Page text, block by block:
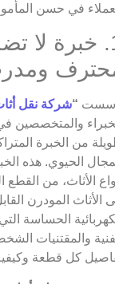
في حسن
1. خبرة لا
“شركة نقل
والمتخصصين
من الخبرة
الحيوي. هذه
الأثاث، من القطع
الأثاث المودرن
الحساسة
والمقتنيات
كل قطعة وكيفية